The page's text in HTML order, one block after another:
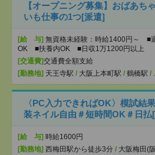
【オープニング募集】おばあち
いも仕事の1つ[派遣]
[給 与] 無資格未経験：時給1400円～ ■
OK ■扶養内OK ■日収1万1200円以上
[交通費]交通費全額支給
[勤務地] 天王寺駅 / 大阪上本町駅 / 鶴橋駅 /
〈PC入力できればOK〉模試結
装ネイル自由＃短時間OK＃日払
[給 与] 時給1600円
[勤務地] 西梅田駅から徒歩3分 / 大阪梅田(